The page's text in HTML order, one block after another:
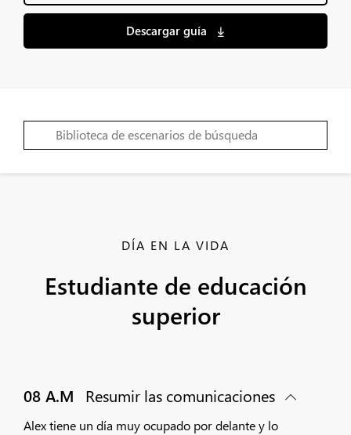
Descargar guía
DÍA EN LA VIDA
Estudiante de educación
superior
08 A.M Resumir las comunicaciones
Alex tiene un día muy ocupado por delante y lo